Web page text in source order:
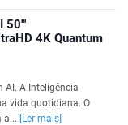
50'''
4K Quantum
AI. A Inteligência
vida quotidiana. O
a...
[Ler mais]